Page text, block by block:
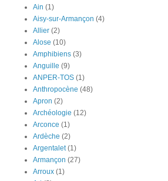
Ain (1)
Aisy-sur-Armançon (4)
Allier (2)
Alose (10)
Amphibiens (3)
Anguille (9)
ANPER-TOS (1)
Anthropocène (48)
Apron (2)
Archéologie (12)
Arconce (1)
Ardèche (2)
Argentalet (1)
Armançon (27)
Arroux (1)